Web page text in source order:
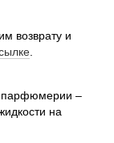
возврату и
.
парфюмерии –
на